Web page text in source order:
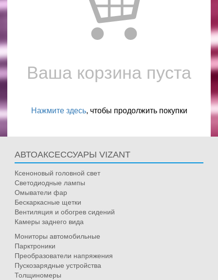
Ваша корзина пуста
Нажмите здесь, чтобы продолжить покупки
АВТОАКСЕССУАРЫ VIZANT
Ксеноновый головной свет
Светодиодные лампы
Омыватели фар
Бескаркасные щетки
Вентиляция и обогрев сидений
Камеры заднего вида
Мониторы автомобильные
Парктроники
Преобразователи напряжения
Пускозарядные устройства
Толщиномеры